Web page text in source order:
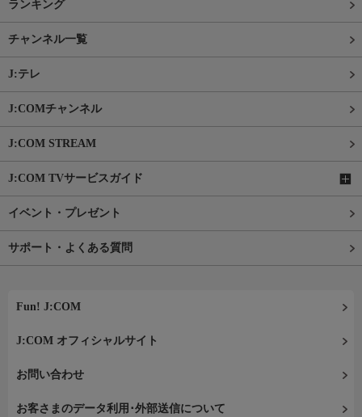
ランキング
チャンネル一覧
J:テレ
J:COMチャンネル
J:COM STREAM
J:COM TVサービスガイド
イベント・プレゼント
サポート・よくある質問
Fun! J:COM
J:COM オフィシャルサイト
お問い合わせ
お客さまのデータ利用･外部送信について